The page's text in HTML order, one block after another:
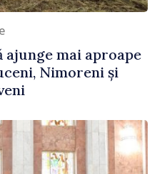
mai aproape
Nimoreni și